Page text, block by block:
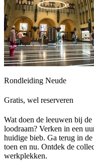
Rondleiding Neude
Gratis, wel reserveren
Wat doen de leeuwen bij
loodraam? Verken in een
huidige bieb. Ga terug in
toen en nu. Ontdek de
werkplekken.